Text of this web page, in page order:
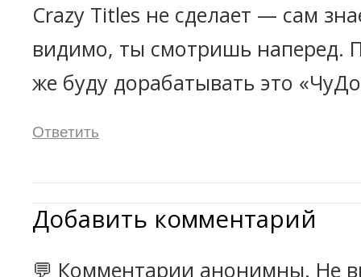
Crazy Titles не сделает — сам
видимо, ты смотришь наперед.
же буду дорабатывать это
Ответить
Добавить комментарий
💬 Комментарии анонимны. Не